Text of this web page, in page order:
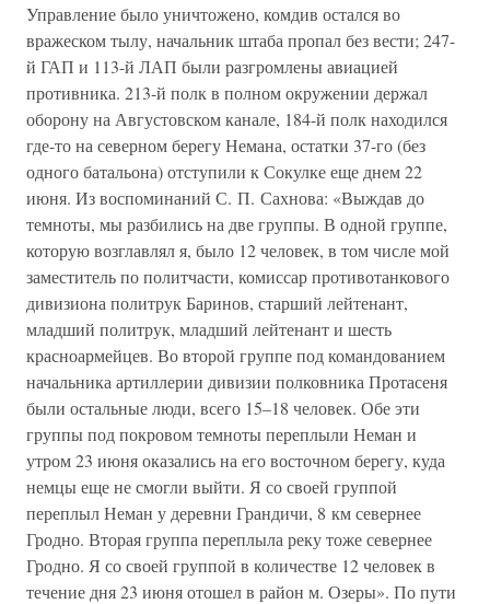
Управление было уничтожено, комдив остался во
вражеском тылу, начальник штаба пропал без вести; 247-
й ГАП и 113-й ЛАП были разгромлены авиацией
противника. 213-й полк в полном окружении держал
оборону на Августовском канале, 184-й полк находился
где-то на северном берегу Немана, остатки 37-го (без
одного батальона) отступили к Сокулке еще днем 22
июня. Из воспоминаний С. П. Сахнова: «Выждав до
темноты, мы разбились на две группы. В одной группе,
которую возглавлял я, было 12 человек, в том числе мой
заместитель по политчасти, комиссар противотанкового
дивизиона политрук Баринов, старший лейтенант,
младший политрук, младший лейтенант и шесть
красноармейцев. Во второй группе под командованием
начальника артиллерии дивизии полковника Протасеня
были остальные люди, всего 15–18 человек. Обе эти
группы под покровом темноты переплыли Неман и
утром 23 июня оказались на его восточном берегу, куда
немцы еще не смогли выйти. Я со своей группой
переплыл Неман у деревни Грандичи, 8 км севернее
Гродно. Вторая группа переплыла реку тоже севернее
Гродно. Я со своей группой в количестве 12 человек в
течение дня 23 июня отошел в район м. Озеры». По пути